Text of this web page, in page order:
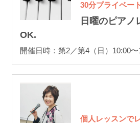
30分プライベー
日曜のピアノ
OK.
開催日時：第2／第4（日）10:00〜
個人レッスンで